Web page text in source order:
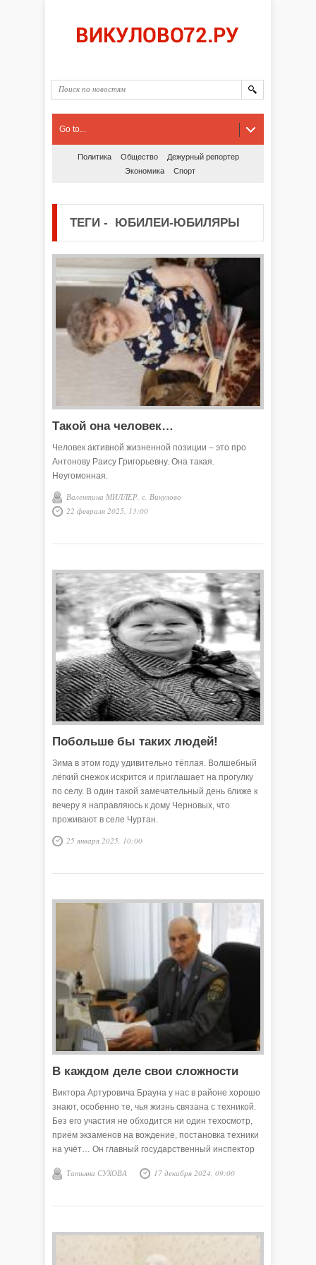
Go to...
Политика Общество
Дежурный репортер
Экономика
Спорт
ТЕГИ - ЮБИЛЕИ-ЮБИЛЯРЫ
Такой она человек…
Человек активной жизненной позиции – это про
Антонову Раису Григорьевну. Она такая.
Неугомонная.
Валентина МИЛЛЕР, с. Викулово
22 февраля 2025, 13:00
Побольше бы таких людей!
Зима в этом году удивительно тёплая. Волшебный
лёгкий снежок искрится и приглашает на прогулку
по селу. В один такой замечательный день ближе к
вечеру я направляюсь к дому Черновых, что
проживают в селе Чуртан.
25 января 2025, 10:00
В каждом деле свои сложности
Виктора Артуровича Брауна у нас в районе хорошо
знают, особенно те, чья жизнь связана с техникой.
Без его участия не обходится ни один техосмотр,
приём экзаменов на вождение, постановка техники
на учёт… Он главный государственный инспектор
Татьяна СУХОВА 17 декабря 2024, 09:00